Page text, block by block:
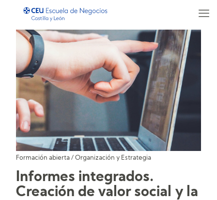
Formación abierta / Organización y Estrategia
Informes integrados.
Creación de valor social y la